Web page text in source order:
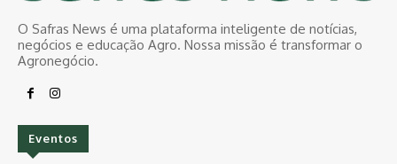
O Safras News é uma plataforma inteligente de notícias,
negócios e educação Agro. Nossa missão é transformar o
Agronegócio.
Eventos